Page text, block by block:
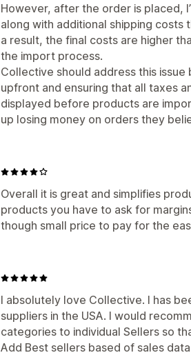
However, after the order is placed,
along with additional shipping
a result, the final costs are higher
the import process.
Collective should address this
upfront and ensuring that all taxes
displayed before products are
up losing money on orders they
Overall it is great and simplifies
products you have to ask for
though small price to pay for the
I absolutely love Collective. I has
suppliers in the USA. I would
categories to individual Sellers so
Add Best sellers based of sales